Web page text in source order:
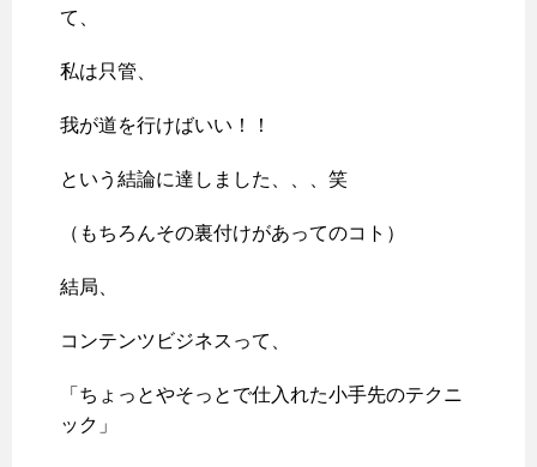
て、
私は只管、
我が道を行けばいい！！
という結論に達しました、、、笑
（もちろんその裏付けがあってのコト）
結局、
コンテンツビジネスって、
「ちょっとやそっとで仕入れた小手先のテクニ
ック」